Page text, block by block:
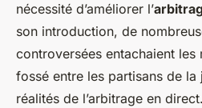
Élisa • 23 avril 2025 • 6 min de
nécessité d’améliorer l’
son introduction, de
controversées entachaient les
fossé entre les partisans de
réalités de l’arbitrage en